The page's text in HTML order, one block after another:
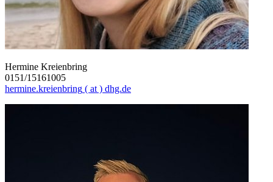
Hermine Kreienbring
0151/15161005
hermine.kreienbring ( at ) dhg.de